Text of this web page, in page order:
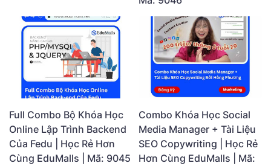
Full Combo Bộ Khóa Học
Online Lập Trình Backend
Của Fedu | Học Rẻ Hơn
Cùng EduMalls | Mã: 9045
Combo Khóa Học Social
Media Manager + Tài Liệu
SEO Copywriting | Học Rẻ
Hơn Cùng EduMalls | Mã: